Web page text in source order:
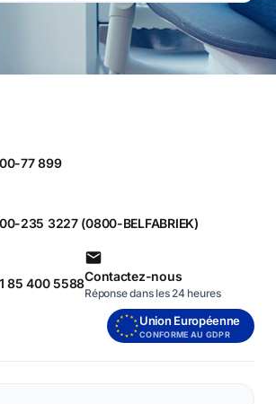
77 899
235 3227 (0800-BELFABRIEK)
85 400 5588Contactez-nous
Réponse dans les 24 heures
Union Européenne
CONFORME AU GDPR